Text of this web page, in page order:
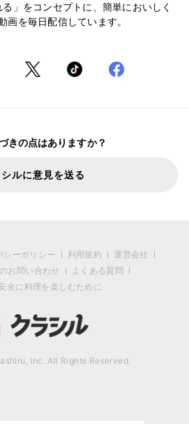
る」をコンセプトに、簡単においしく
画を毎日配信しています。
きの点はありますか？
ルに意見を送る
シーポリシー 利用規約
運営会社
お問い合わせ
よくある質問
全に料理を楽しむために
Inc. All Rights Reserved.